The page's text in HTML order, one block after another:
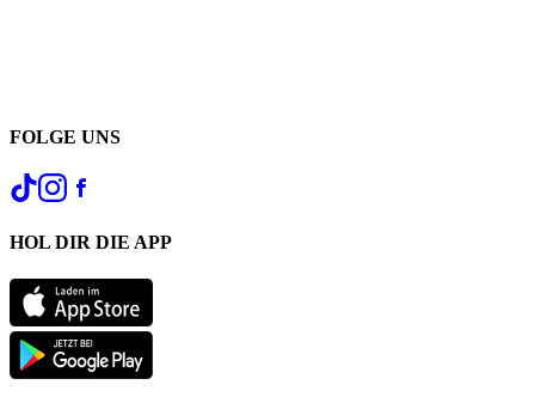
FOLGE UNS
HOL DIR DIE APP